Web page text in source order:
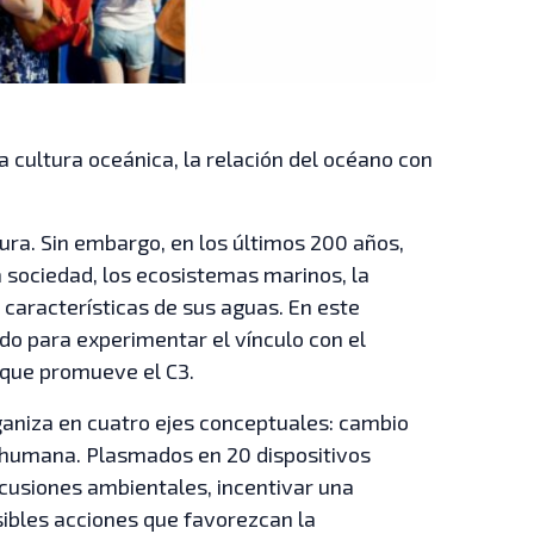
oceánica, la relación del océano con
Sin embargo, en los últimos 200 años,
los ecosistemas marinos, la
de sus aguas. En este
para experimentar el vínculo con el
promueve el C3.
en cuatro ejes conceptuales: cambio
Plasmados en 20 dispositivos
ambientales, incentivar una
acciones que favorezcan la